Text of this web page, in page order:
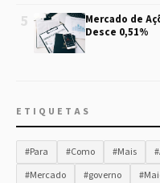
5
Mercado de
Desce 0,51%
ETIQUETAS
#Para #Como #Mais
#Mercado
#governo